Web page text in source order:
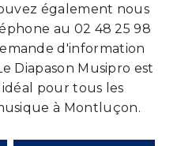
également nous
au 02 48 25 98
d'information
Diapason Musipro est
pour tous les
à Montluçon.